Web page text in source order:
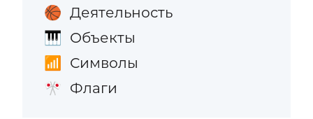
🏀 Деятельность
🎹 Объекты
📶 Символы
🎌 Флаги